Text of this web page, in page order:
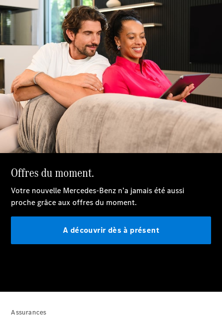
EQE
Berline
Électrique
EQS
Électrique
Classe E
Berline
Classe S
Classe S
Limousine
Mercedes-
Maybach
Classe S
Configurateur
Benz Store
SUV
SUV
SUV
Assurances